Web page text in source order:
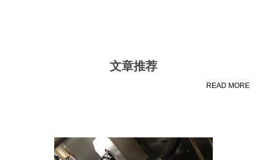
文章推荐
READ MORE